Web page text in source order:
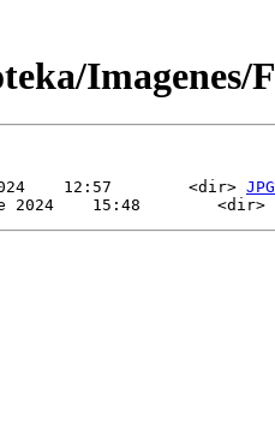
Imagenes/
12:57        <dir> JPG
2024    15:48        <dir>